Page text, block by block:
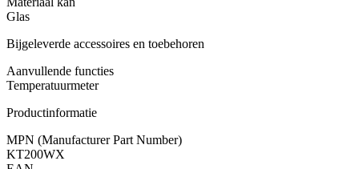
Glas
Bijgeleverde accessoires en toebehoren
Aanvullende functies
Temperatuurmeter
Productinformatie
MPN (Manufacturer Part Number)
KT200WX